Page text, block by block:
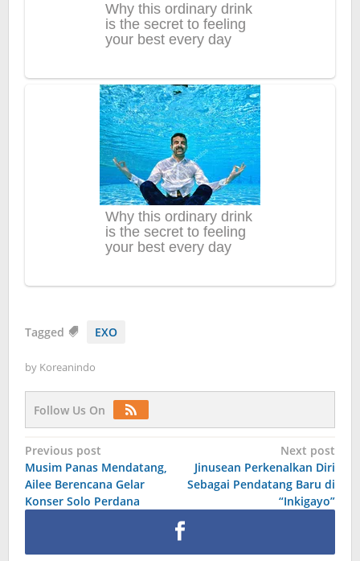
Tagged EXO
by Koreanindo
Follow Us On
Post
navigation
Previous post
Musim Panas Mendatang,
Ailee Berencana Gelar
Konser Solo Perdana
Next post
Jinusean Perkenalkan Diri
Sebagai Pendatang Baru di
“Inkigayo”